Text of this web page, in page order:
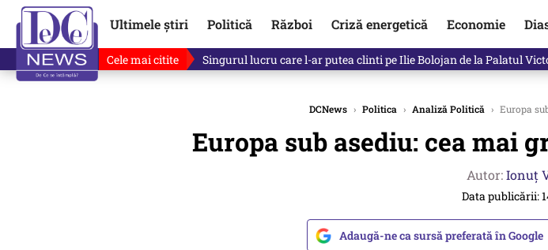
Ultimele știri Politică Război Criză energetică Economie
Cele mai citite Singurul lucru care l-ar putea clinti pe Ilie Bolojan de la Palatul
DCNews › Politica › Analiză Politică › Europa
Europa sub asediu: cea mai
Autor:Ionuț
Data publicării:
Adaugă-ne ca sursă preferată în Google